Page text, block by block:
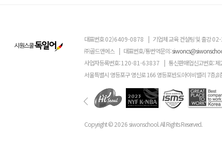
대표번호02)6409-0878 | 기업체 교육 컨설팅 및 출강
㈜골드앤에스 | 대표번호/통번역문의:
사업자등록번호:120-81-63837 | 통신판매업신고번호: 제
서울특별시 영등포구 영신로 166 영등포반도아이비밸리 7층,8
Copyright ©2026 siwonschool. All Rights Reserved.